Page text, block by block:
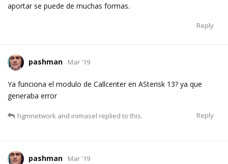
aportar se puede de muchas formas.
Reply
pashman Mar '19
Ya funciona el modulo de Callcenter en ASterisk 13? ya que
generaba error
Reply
hgmnetwork and inimasel replied to this.
pashman Mar '19